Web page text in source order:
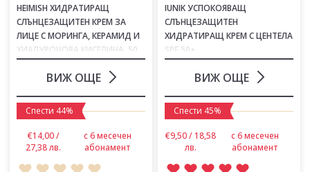
HEIMISH ХИДРАТИРАЩ
СЛЪНЦЕЗАЩИТЕН КРЕМ ЗА
ЛИЦЕ С МОРИНГА, КЕРАМИД И
ХИАЛУРОНОВА КИСЕЛИНА, 50
ML
ВИЖ ОЩЕ
Спести 44%
€14,00 /
27,38 лв.
с 6 месечен
абонамент
IUNIK УСПОКОЯВАЩ
СЛЪНЦЕЗАЩИТЕН
ХИДРАТИРАЩ КРЕМ С ЦЕНТЕЛА
SPF 50+
ВИЖ ОЩЕ
Спести 45%
€9,50 / 18,58
лв.
с 6 месечен
абонамент